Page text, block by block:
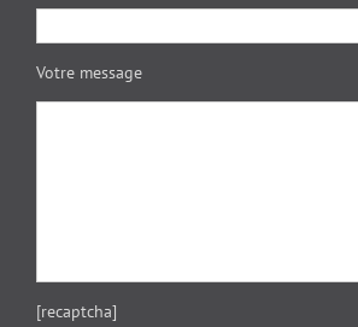
Votre message
[recaptcha]